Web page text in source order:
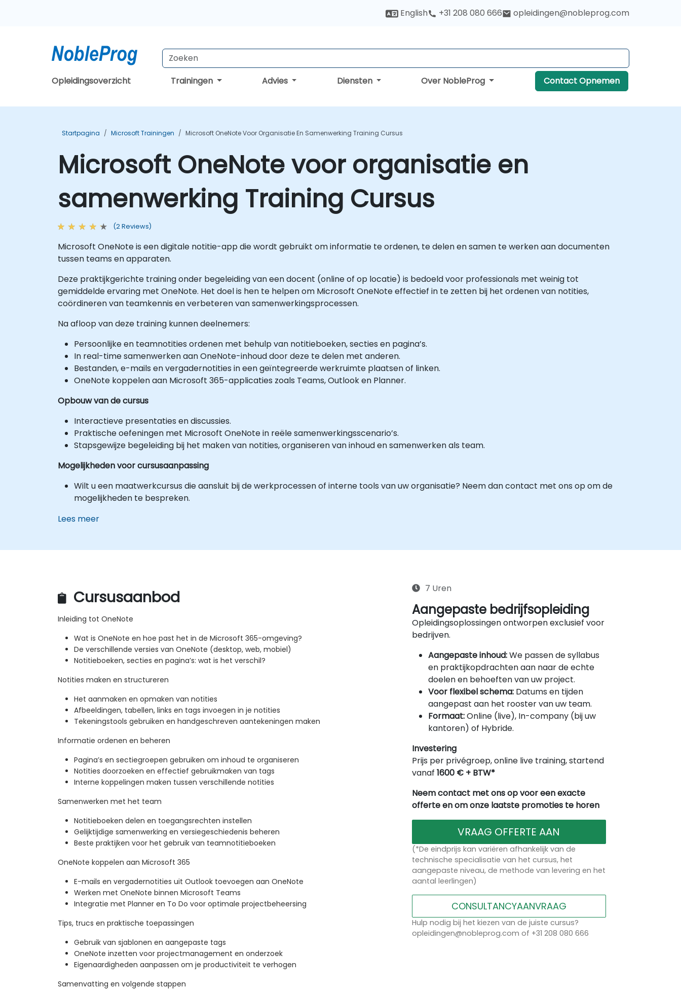
English +31 208 080 666 opleidingen@nobleprog.com
Opleidingsoverzicht Trainingen Advies Diensten Over NobleProg Contact Opnemen
Startpagina Microsoft Trainingen Microsoft OneNote Voor Organisatie En Samenwerking Training Cursus
Microsoft OneNote voor organisatie en
samenwerking Training Cursus
(2 Reviews)
Microsoft OneNote is een digitale notitie-app die wordt gebruikt om informatie te ordenen, te delen en samen te werken aan documenten
tussen teams en apparaten.
Deze praktijkgerichte training onder begeleiding van een docent (online of op locatie) is bedoeld voor professionals met weinig tot
gemiddelde ervaring met OneNote. Het doel is hen te helpen om Microsoft OneNote effectief in te zetten bij het ordenen van notities,
coördineren van teamkennis en verbeteren van samenwerkingsprocessen.
Na afloop van deze training kunnen deelnemers:
Persoonlijke en teamnotities ordenen met behulp van notitieboeken, secties en pagina’s.
In real-time samenwerken aan OneNote-inhoud door deze te delen met anderen.
Bestanden, e-mails en vergadernotities in een geïntegreerde werkruimte plaatsen of linken.
OneNote koppelen aan Microsoft 365-applicaties zoals Teams, Outlook en Planner.
Opbouw van de cursus
Interactieve presentaties en discussies.
Praktische oefeningen met Microsoft OneNote in reële samenwerkingsscenario’s.
Stapsgewijze begeleiding bij het maken van notities, organiseren van inhoud en samenwerken als team.
Mogelijkheden voor cursusaanpassing
Wilt u een maatwerkcursus die aansluit bij de werkprocessen of interne tools van uw organisatie? Neem dan contact met ons op om de
mogelijkheden te bespreken.
Lees meer
Cursusaanbod
Inleiding tot OneNote
Wat is OneNote en hoe past het in de Microsoft 365-omgeving?
De verschillende versies van OneNote (desktop, web, mobiel)
Notitieboeken, secties en pagina’s: wat is het verschil?
Notities maken en structureren
Het aanmaken en opmaken van notities
Afbeeldingen, tabellen, links en tags invoegen in je notities
Tekeningstools gebruiken en handgeschreven aantekeningen maken
Informatie ordenen en beheren
Pagina’s en sectiegroepen gebruiken om inhoud te organiseren
Notities doorzoeken en effectief gebruikmaken van tags
Interne koppelingen maken tussen verschillende notities
Samenwerken met het team
Notitieboeken delen en toegangsrechten instellen
Gelijktijdige samenwerking en versiegeschiedenis beheren
Beste praktijken voor het gebruik van teamnotitieboeken
OneNote koppelen aan Microsoft 365
E-mails en vergadernotities uit Outlook toevoegen aan OneNote
Werken met OneNote binnen Microsoft Teams
Integratie met Planner en To Do voor optimale projectbeheersing
Tips, trucs en praktische toepassingen
Gebruik van sjablonen en aangepaste tags
OneNote inzetten voor projectmanagement en onderzoek
Eigenaardigheden aanpassen om je productiviteit te verhogen
Samenvatting en volgende stappen
7 Uren
Aangepaste bedrijfsopleiding
Opleidingsoplossingen ontworpen exclusief voor
bedrijven.
Aangepaste inhoud:We passen de syllabus
en praktijkopdrachten aan naar de echte
doelen en behoeften van uw project.
Voor flexibel schema:Datums en tijden
aangepast aan het rooster van uw team.
Formaat:Online (live), In-company (bij uw
kantoren) of Hybride.
Investering
Prijs per privégroep, online live training, startend
vanaf 1600 € + BTW*
Neem contact met ons op voor een exacte
offerte en om onze laatste promoties te horen
VRAAG OFFERTE AAN
(*De eindprijs kan variëren afhankelijk van de
technische specialisatie van het cursus, het
aangepaste niveau, de methode van levering en het
aantal leerlingen)
CONSULTANCYAANVRAAG
Hulp nodig bij het kiezen van de juiste cursus?
opleidingen@nobleprog.com of +31 208 080 666